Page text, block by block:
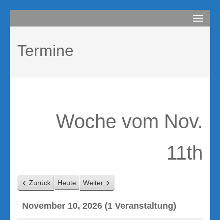
Inhalt
(Enter
drücken)
compurem
Termine
Woche vom Nov.
11th
Zurück Heute Weiter
November 10, 2026 (1 Veranstaltung)